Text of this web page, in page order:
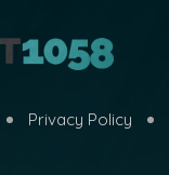
Privacy Policy